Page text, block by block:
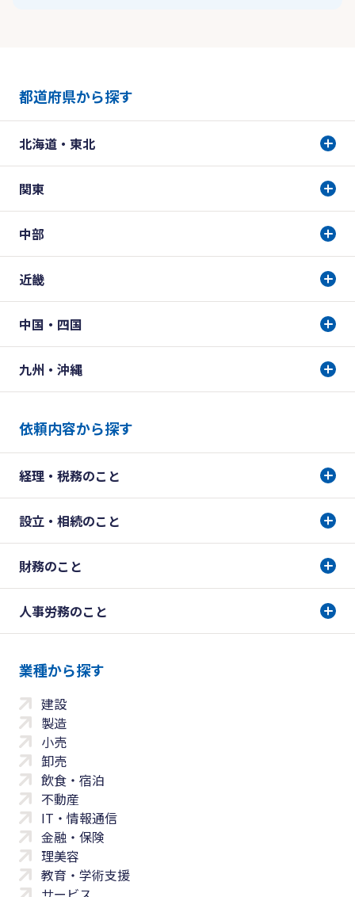
都道府県から探す
北海道・東北
関東
中部
近畿
中国・四国
九州・沖縄
依頼内容から探す
経理・税務のこと
設立・相続のこと
財務のこと
人事労務のこと
業種から探す
建設
製造
小売
卸売
飲食・宿泊
不動産
IT・情報通信
金融・保険
理美容
教育・学術支援